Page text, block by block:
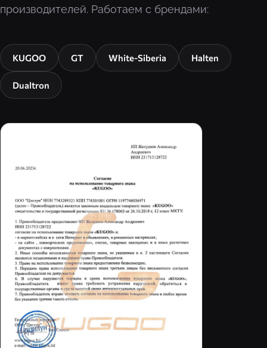
производителей. Работаем с брендами:
KUGOO GT White-Siberia Halten
Dualtron